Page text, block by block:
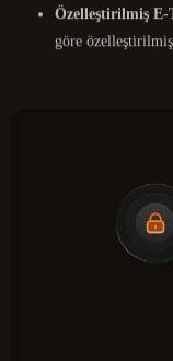
Özelleştirilmiş
göre